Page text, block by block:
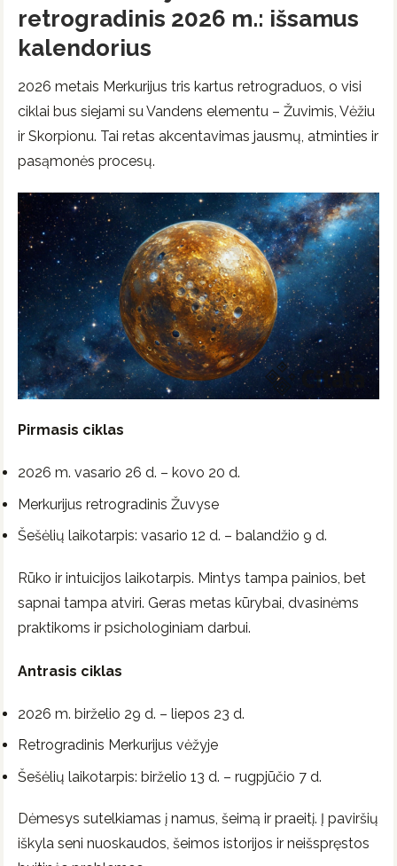
retrogradinis 2026 m.: išsamus
kalendorius
2026 metais Merkurijus tris kartus retrograduos, o visi
ciklai bus siejami su Vandens elementu – Žuvimis, Vėžiu
ir Skorpionu. Tai retas akcentavimas jausmų, atminties ir
pasąmonės procesų.
Pirmasis ciklas
2026 m. vasario 26 d. – kovo 20 d.
Merkurijus retrogradinis Žuvyse
Šešėlių laikotarpis: vasario 12 d. – balandžio 9 d.
Rūko ir intuicijos laikotarpis. Mintys tampa painios, bet
sapnai tampa atviri. Geras metas kūrybai, dvasinėms
praktikoms ir psichologiniam darbui.
Antrasis ciklas
2026 m. birželio 29 d. – liepos 23 d.
Retrogradinis Merkurijus vėžyje
Šešėlių laikotarpis: birželio 13 d. – rugpjūčio 7 d.
Dėmesys sutelkiamas į namus, šeimą ir praeitį. Į paviršių
iškyla seni nuoskaudos, šeimos istorijos ir neišspręstos